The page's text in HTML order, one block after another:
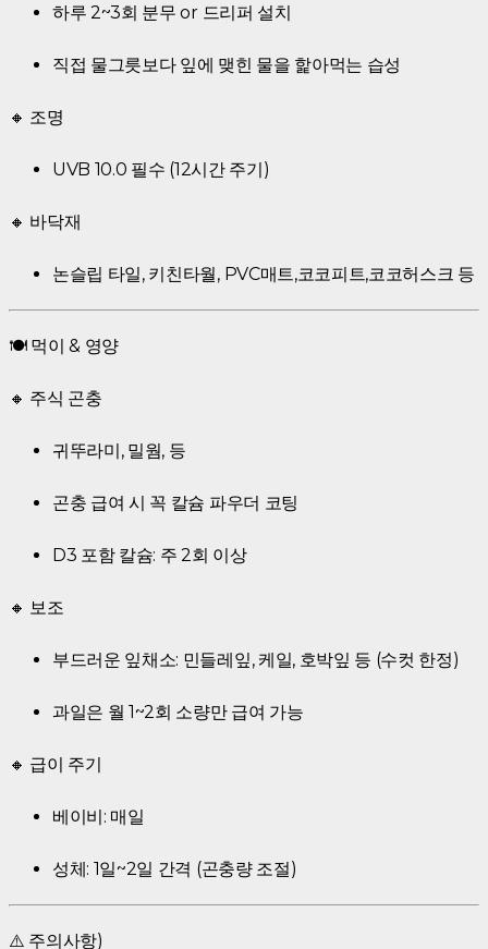
하루 2~3회 분무 or 드리퍼 설치
직접 물그릇보다 잎에 맺힌 물을 핥아먹는 습성
🔸 조명
UVB 10.0 필수 (12시간 주기)
🔸 바닥재
논슬립 타일, 키친타월, PVC매트,코코피트,코코허스크 등
🍽️ 먹이 & 영양
🔸 주식 곤충
귀뚜라미, 밀웜, 등
곤충 급여 시 꼭 칼슘 파우더 코팅
D3 포함 칼슘: 주 2회 이상
🔸 보조
부드러운 잎채소: 민들레잎, 케일, 호박잎 등 (수컷 한정)
과일은 월 1~2회 소량만 급여 가능
🔸 급이 주기
베이비: 매일
성체: 1일~2일 간격 (곤충량 조절)
⚠️ 주의사항)